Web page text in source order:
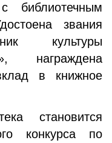
библиотечным
звания
культуры
награждена
в книжное
становится
конкурса по